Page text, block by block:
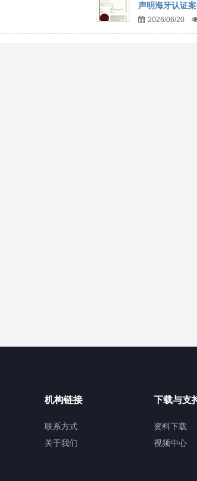
声明海牙认证案
2026/06/20
机构链接
联系方式
关于我们
下载与支
资料下载
视频中心